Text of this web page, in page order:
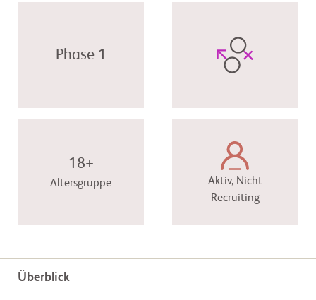
Phase 1
18+
Altersgruppe
Aktiv, Nicht
Recruiting
Überblick